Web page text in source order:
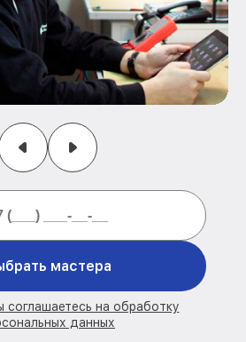
мастера
соглашаетесь на обработку
данных